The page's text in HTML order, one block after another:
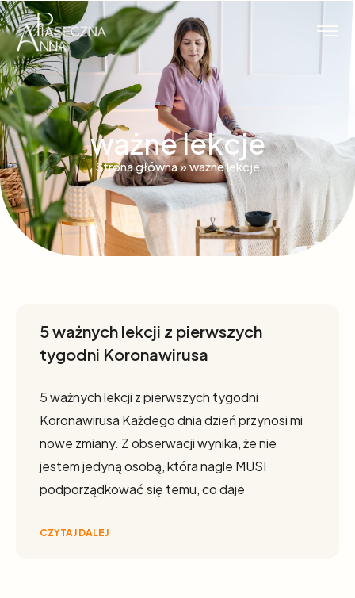
ważne lekcje
Strona główna»ważne lekcje
5 ważnych lekcji z pierwszych
tygodni Koronawirusa
5 ważnych lekcji z pierwszych tygodni
Koronawirusa Każdego dnia dzień przynosi mi
nowe zmiany. Z obserwacji wynika, że nie
jestem jedyną osobą, która nagle MUSI
podporządkować się temu, co daje
CZYTAJ DALEJ